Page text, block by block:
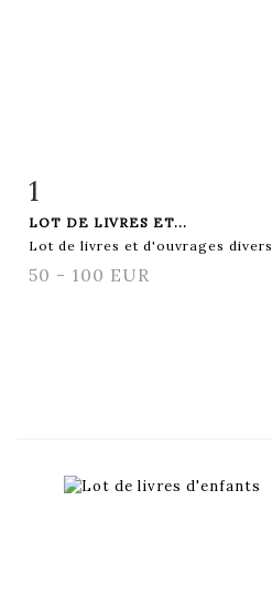
1
LOT DE LIVRES ET...
Lot de livres et d'ouvrages divers
50 - 100 EUR